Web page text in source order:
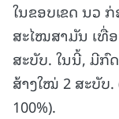
ໃນຂອບເຂດ ນວ
ສະໄໝສາມັນ ເທື່
ສະບັບ. ໃນນີ້, ມີ
ສ້າງໃໝ່ 2 ສະບັບ
100%).